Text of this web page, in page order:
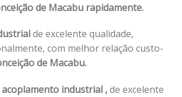
de Macabu rapidamente.
de excelente qualidade,
com melhor relação custo-
de Macabu.
acoplamento industrial ,de excelente